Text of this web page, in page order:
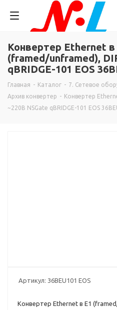
Конвертер Ethernet в
(framed/unframed),
qBRIDGE-101 EOS
Главная - Каталог - 7. Сетевое
Архив конвертер - Конвертер
~220В NSGate qBRIDGE-101 EOS
Артикул: 36BEU101 EOS
Конвертер Ethernet в E1